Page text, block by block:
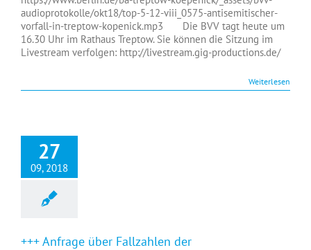
audioprotokolle/okt18/top-5-12-viii_0575-antisemitischer-
vorfall-in-treptow-kopenick.mp3 Die BVV tagt heute um
16.30 Uhr im Rathaus Treptow. Sie können die Sitzung im
Livestream verfolgen: http://livestream.gig-productions.de/
Weiterlesen
27
09, 2018
+++ Anfrage über Fallzahlen der